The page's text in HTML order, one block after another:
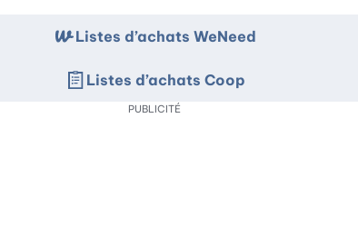
Listes d’achats WeNeed
Listes d’achats Coop
PUBLICITÉ